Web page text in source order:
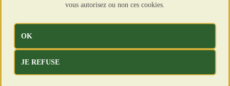
vous autorisez ou non ces cookies.
OK
JE REFUSE